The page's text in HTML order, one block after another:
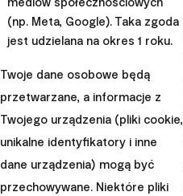
(np. Meta, Google). Taka zgoda
jest udzielana na okres 1 roku.
Twoje dane osobowe będą
przetwarzane, a informacje z
Twojego urządzenia (pliki cookie,
unikalne identyfikatory i inne
dane urządzenia) mogą być
przechowywane. Niektóre pliki